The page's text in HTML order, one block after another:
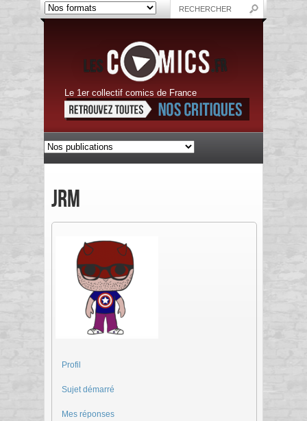
Le 1er collectif comics de France
JRM
Profil
Sujet démarré
Mes réponses